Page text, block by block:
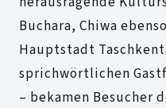
Buchara, Chiwa
Hauptstadt
sprichwörtlichen
– bekamen Besucher